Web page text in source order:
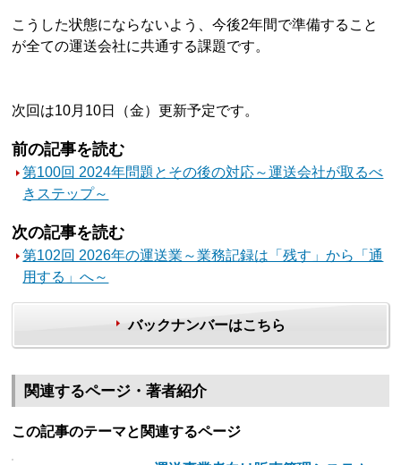
こうした状態にならないよう、今後2年間で準備すること
が全ての運送会社に共通する課題です。
次回は10月10日（金）更新予定です。
前の記事を読む
第100回 2024年問題とその後の対応～運送会社が取るべ
きステップ～
次の記事を読む
第102回 2026年の運送業～業務記録は「残す」から「通
用する」へ～
バックナンバーはこちら
関連するページ・著者紹介
この記事のテーマと関連するページ